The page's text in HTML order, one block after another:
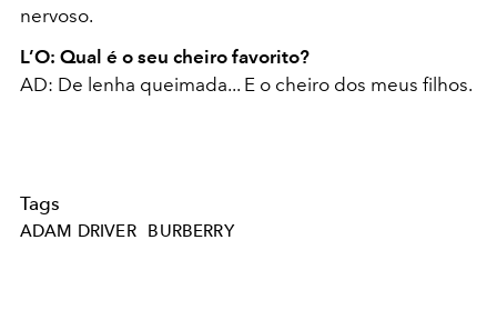
nervoso.
L’O: Qual é o seu cheiro favorito?
AD: De lenha queimada... E o cheiro dos meus filhos.
Tags
ADAM DRIVER BURBERRY